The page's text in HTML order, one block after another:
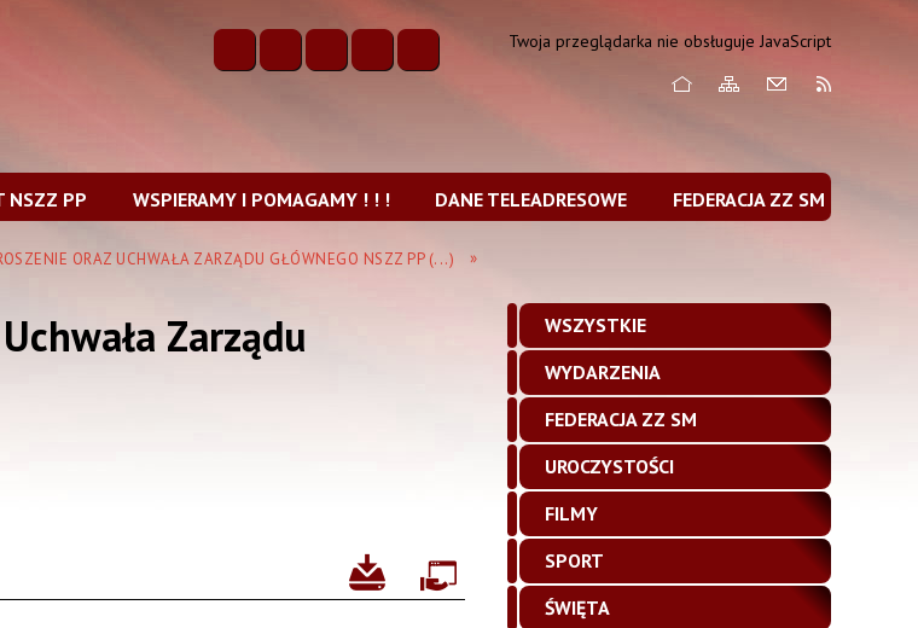
Twoja przeglądarka nie obsługuje JavaScript
NSZZ PP WSPIERAMY I POMAGAMY ! ! ! DANE TELEADRESOWE FEDERACJA ZZ SM
ORAZ UCHWAŁA ZARZĄDU GŁÓWNEGO NSZZ PP (...)
Zarządu
WSZYSTKIE
WYDARZENIA
FEDERACJA ZZ SM
UROCZYSTOŚCI
FILMY
SPORT
ŚWIĘTA